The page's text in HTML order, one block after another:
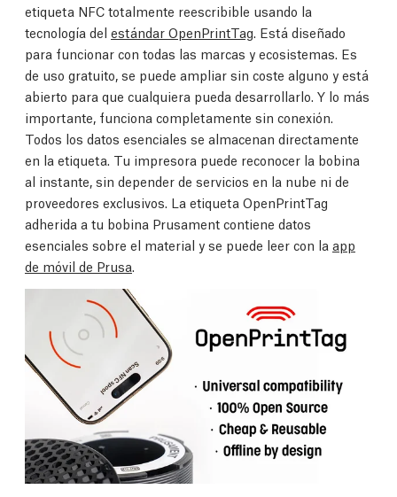
etiqueta NFC totalmente reescribible usando la
tecnología del estándar OpenPrintTag . Está diseñado
para funcionar con todas las marcas y ecosistemas. Es
de uso gratuito, se puede ampliar sin coste alguno y está
abierto para que cualquiera pueda desarrollarlo. Y lo más
importante, funciona completamente sin conexión.
Todos los datos esenciales se almacenan directamente
en la etiqueta. Tu impresora puede reconocer la bobina
al instante, sin depender de servicios en la nube ni de
proveedores exclusivos. La etiqueta OpenPrintTag
adherida a tu bobina Prusament contiene datos
esenciales sobre el material y se puede leer con la app
de móvil de Prusa